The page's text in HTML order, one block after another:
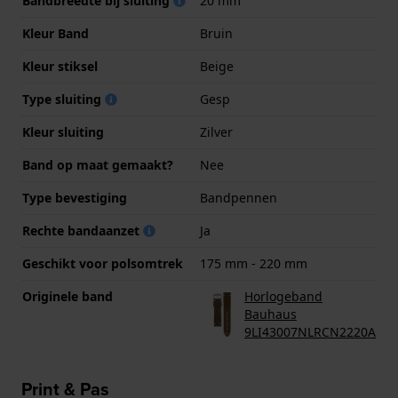
Kleur Band
Bruin
Kleur stiksel
Beige
Type sluiting
Gesp
Kleur sluiting
Zilver
Band op maat gemaakt?
Nee
Type bevestiging
Bandpennen
Rechte bandaanzet
Ja
Geschikt voor polsomtrek
175 mm - 220 mm
Originele band
Horlogeband
Bauhaus
9LI43007NLRCN2220A
Print & Pas